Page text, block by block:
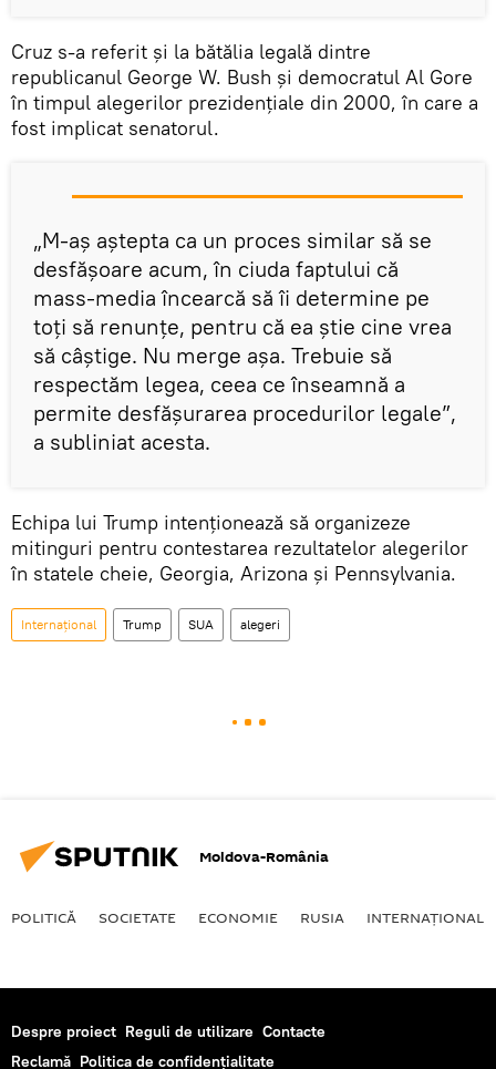
Cruz s-a referit și la bătălia legală dintre
republicanul George W. Bush și democratul Al Gore
în timpul alegerilor prezidențiale din 2000, în care a
fost implicat senatorul.
„M-aș aștepta ca un proces similar să se
desfășoare acum, în ciuda faptului că
mass-media încearcă să îi determine pe
toţi să renunțe, pentru că ea ştie cine vrea
să câştige. Nu merge aşa. Trebuie să
respectăm legea, ceea ce înseamnă a
permite desfăşurarea procedurilor legale”,
a subliniat acesta.
Echipa lui Trump intenționează să organizeze
mitinguri pentru contestarea rezultatelor alegerilor
în statele cheie, Georgia, Arizona și Pennsylvania.
Internaţional Trump SUA alegeri
Moldova-România
POLITICĂ SOCIETATE ECONOMIE RUSIA INTERNAŢIONAL
Despre proiect Reguli de utilizare Contacte
Reclamă Politica de confidențialitate